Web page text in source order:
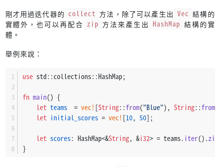
剛才用過迭代器的 collect 方法，除了可以產生出 Vec 結構的
實體外，也可以再配合 zip 方法來產生出 HashMap 結構的實
體。
舉例來說：
use std::collections::HashMap;
fn main() {
let teams
  =
vec! [String::from("Blue"), String::from(
let initial_scores = vec! [10, 50];
let scores: HashMap<&String, &i32> = teams. iter().zip
}